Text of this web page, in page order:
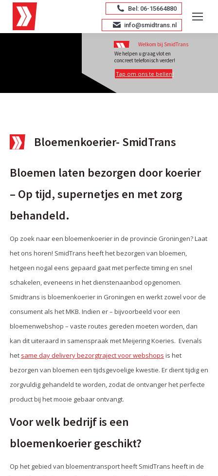
Bel: 06-15664880
info@smidtrans.nl
Welkom bij SmidTrans
We helpen u graag vlot en
concreet telefonisch verder!
Tap om ons te bellen!
Bloemenkoerier- SmidTrans
Bloemen laten bezorgen door koerier
– Op tijd, supernetjes en met zorg
behandeld.
Op zoek naar een bloemenkoerier in de provincie Groningen? Laat
het ons horen! SmidTrans heeft het bezorgen van bloemen,
hetgeen nogal eens gepaard gaat met perfecte timing en snel
schakelen, eveneens in het dienstenaanbod opgenomen.
Smidtrans is bloemenkoerier in Groningen en werkt zowel voor de
consument als het MKB. Indien er – bijvoorbeeld voor een
bloemenwebshop – vaste routes gereden moeten worden, dan
kan dit uiteraard in samenspraak met Meijering Koeries. Evenals
het same day delivery bezorgtraject voor webshops is het
bezorgen van bloemen een tijdsgevoelige kwestie. Er dient tijdig en
zorgvuldig gehandeld te worden, zodat de ontvanger het perfecte
product bij het mooie gebaar ontvangt.
Voor welk bedrijf is een
bloemenkoerier geschikt?
Op het gebied van bloementransport heeft SmidTrans heeft in de